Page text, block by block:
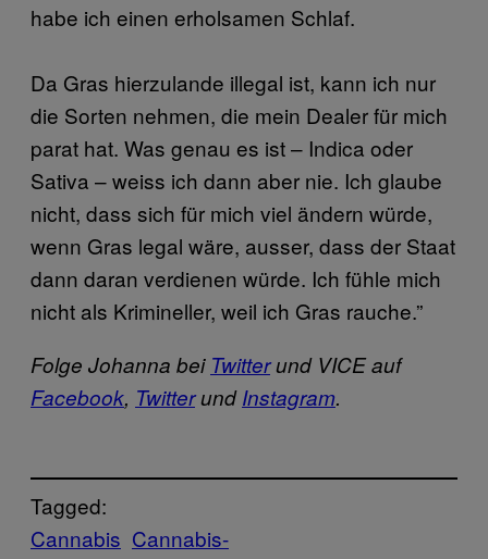
habe ich einen erholsamen Schlaf.
Da Gras hierzulande illegal ist, kann ich nur
die Sorten nehmen, die mein Dealer für mich
parat hat. Was genau es ist – Indica oder
Sativa – weiss ich dann aber nie. Ich glaube
nicht, dass sich für mich viel ändern würde,
wenn Gras legal wäre, ausser, dass der Staat
dann daran verdienen würde. Ich fühle mich
nicht als Krimineller, weil ich Gras rauche.”
Folge Johanna bei Twitterund VICE auf
Facebook, TwitterundInstagram.
Tagged:
Cannabis Cannabis-